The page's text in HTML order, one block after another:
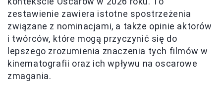
zestawienie zawiera istotne spostrzeżenia
związane z nominacjami, a także opinie aktorów
i twórców, które mogą przyczynić się do
lepszego zrozumienia znaczenia tych filmów w
kinematografii oraz ich wpływu na oscarowe
zmagania.